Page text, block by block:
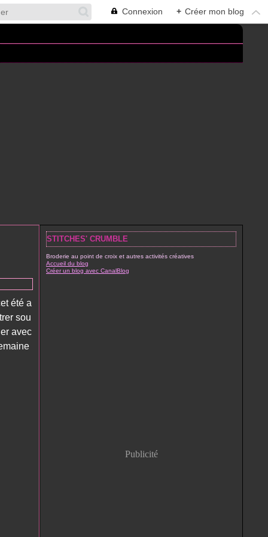
Connexion + Créer mon blog
été a
sou
avec
STITCHES' CRUMBLE
Broderie au point de croix et autres activités créatives
Accueil du blog
Créer un blog avec CanalBlog
Publicité